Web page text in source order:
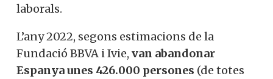
laborals.
L’any 2022, segons estimacions de la
Fundació BBVA i Ivie, van abandonar
Espanya unes 426.000 persones (de totes